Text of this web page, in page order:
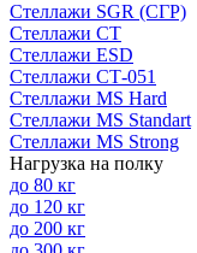
Стеллажи SGR (СГР)
Стеллажи СТ
Стеллажи ESD
Стеллажи СТ-051
Стеллажи MS Hard
Стеллажи MS Standart
Стеллажи MS Strong
Нагрузка на полку
до 80 кг
до 120 кг
до 200 кг